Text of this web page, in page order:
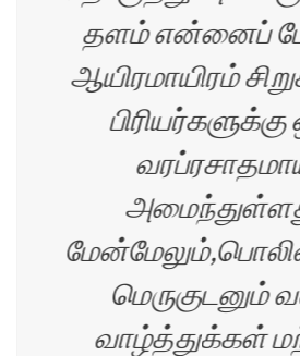
தளம் என்னைப்
ஆயிரமாயிரம்
பிரியர்களுக்கு
மெருகுடனும்
வாழ்த்துக்கள்